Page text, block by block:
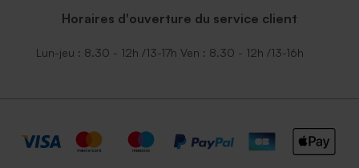
Horaires d'ouverture du service client
Lun-jeu : 8.30 - 12h /13-17h Ven : 8.30 - 12h /13-16h